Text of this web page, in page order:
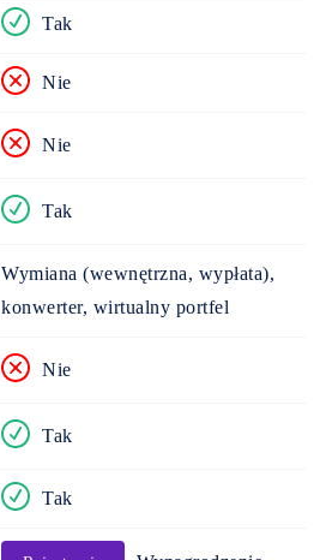
Tak
Nie
Nie
Tak
Wymiana (wewnętrzna, wypłata),
konwerter, wirtualny portfel
Nie
Tak
Tak